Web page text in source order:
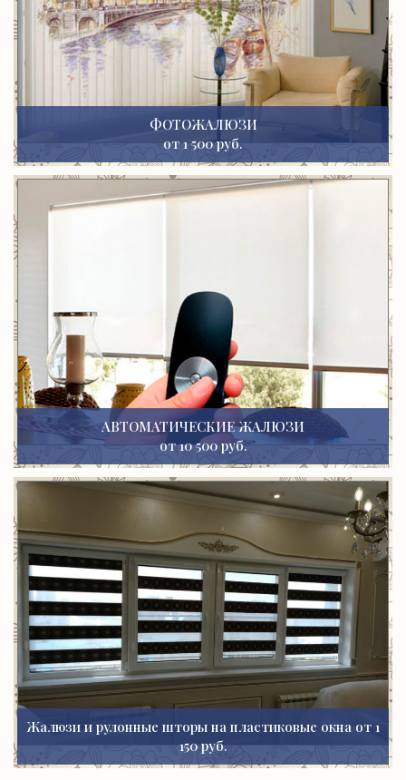
ФОТОЖАЛЮЗИ
от 1 500 руб.
АВТОМАТИЧЕСКИЕ ЖАЛЮЗИ
от 10 500 руб.
Жалюзи и рулонные шторы на пластиковые окна от 1
150 руб.